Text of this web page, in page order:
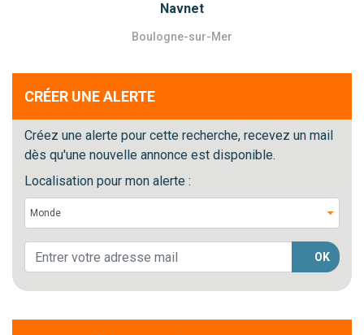
Navnet
Boulogne-sur-Mer
CRÉER UNE ALERTE
Créez une alerte pour cette recherche, recevez un mail
dès qu'une nouvelle annonce est disponible.
Localisation pour mon alerte :
OK